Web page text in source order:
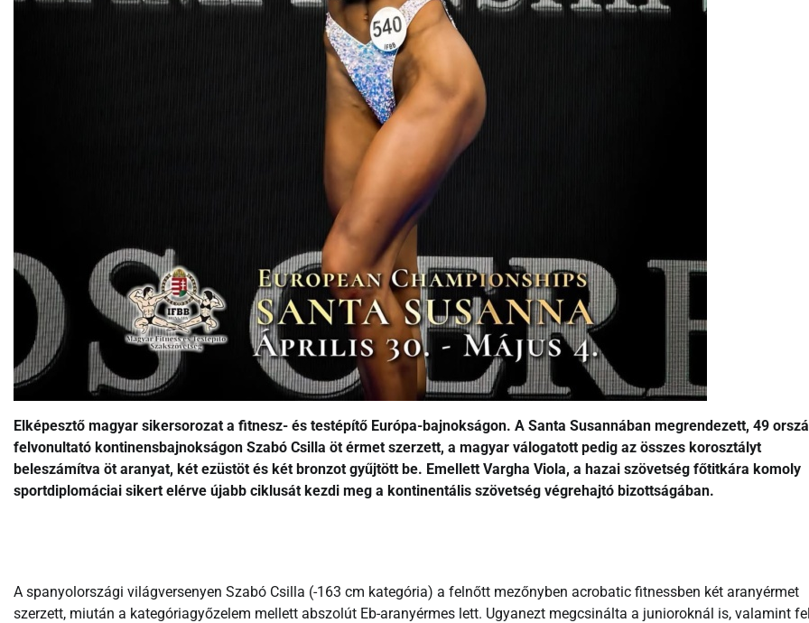
Elképesztő magyar sikersorozat a fitnesz- és testépítő Európa-bajnokságon. A Santa Susannában megrendezett, 49
felvonultató kontinensbajnokságon Szabó Csilla öt érmet szerzett, a magyar válogatott pedig az összes korosztályt
beleszámítva öt aranyat, két ezüstöt és két bronzot gyűjtött be. Emellett Vargha Viola, a hazai szövetség főtitkára komoly
sportdiplomáciai sikert elérve újabb ciklusát kezdi meg a kontinentális szövetség végrehajtó bizottságában.
A spanyolországi világversenyen Szabó Csilla (-163 cm kategória) a felnőtt mezőnyben acrobatic fitnessben két aranyérmet
szerzett, miután a kategóriagyőzelem mellett abszolút Eb-aranyérmes lett. Ugyanezt megcsinálta a junioroknál is, valamint